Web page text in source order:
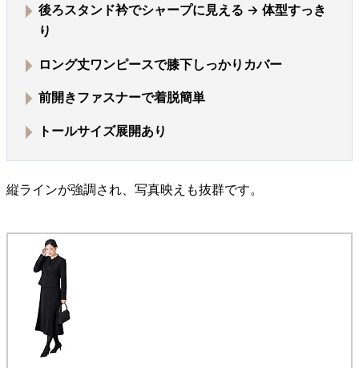
後ろスタンド衿でシャープに見える → 体型すっき
り
ロング丈ワンピースで膝下しっかりカバー
前開きファスナーで着脱簡単
トールサイズ展開あり
縦ラインが強調され、写真映えも抜群です。